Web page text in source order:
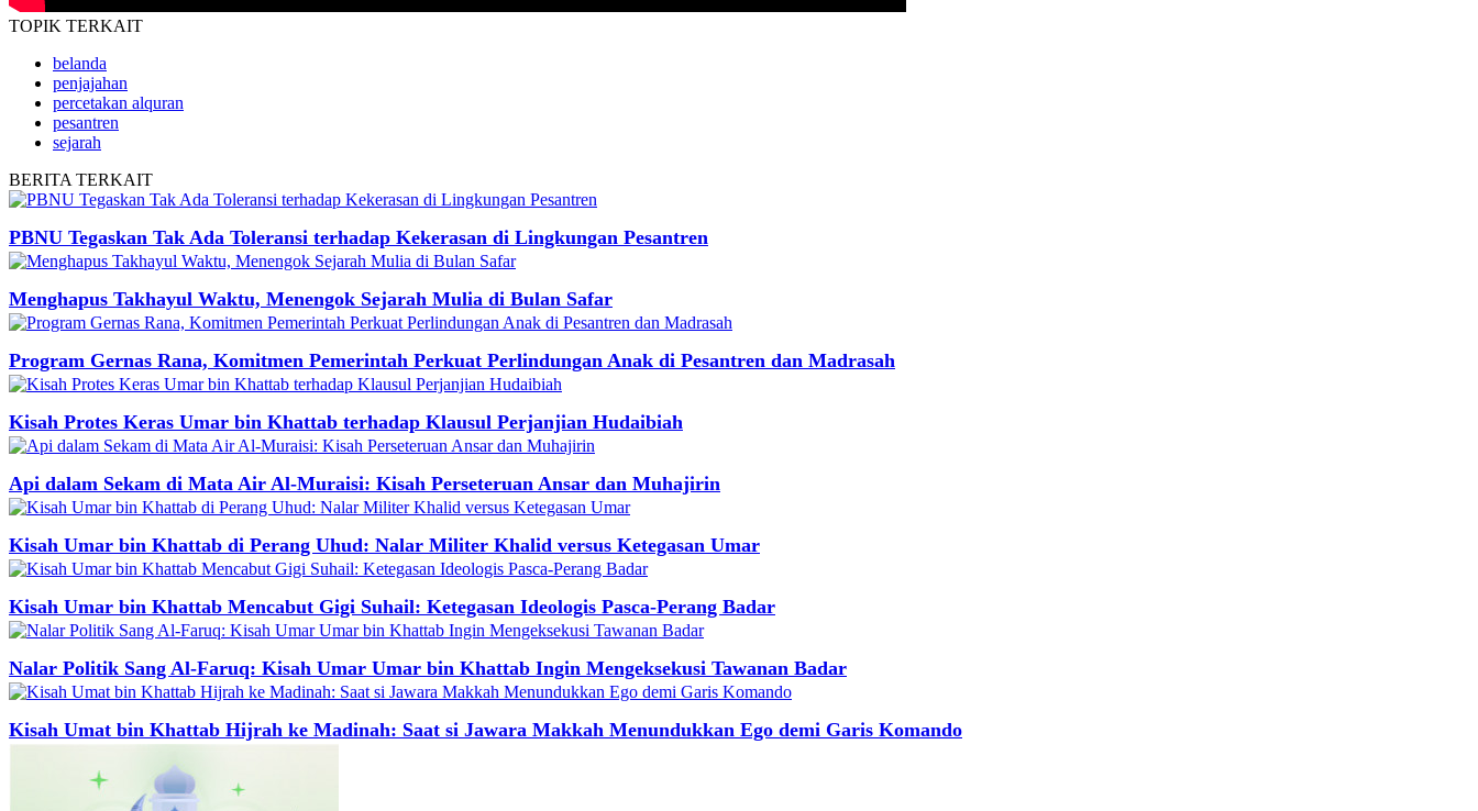
TOPIK TERKAIT
belanda
penjajahan
percetakan alquran
pesantren
sejarah
BERITA TERKAIT
PBNU Tegaskan Tak Ada Toleransi terhadap Kekerasan di Lingkungan Pesantren
Menghapus Takhayul Waktu, Menengok Sejarah Mulia di Bulan Safar
Program Gernas Rana, Komitmen Pemerintah Perkuat Perlindungan Anak di Pesantren dan Madrasah
Kisah Protes Keras Umar bin Khattab terhadap Klausul Perjanjian Hudaibiah
Api dalam Sekam di Mata Air Al-Muraisi: Kisah Perseteruan Ansar dan Muhajirin
Kisah Umar bin Khattab di Perang Uhud: Nalar Militer Khalid versus Ketegasan Umar
Kisah Umar bin Khattab Mencabut Gigi Suhail: Ketegasan Ideologis Pasca-Perang Badar
Nalar Politik Sang Al-Faruq: Kisah Umar Umar bin Khattab Ingin Mengeksekusi Tawanan Badar
Kisah Umat bin Khattab Hijrah ke Madinah: Saat si Jawara Makkah Menundukkan Ego demi Garis Komando